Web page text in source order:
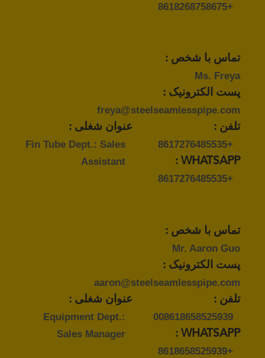
+8618268758675
تماس با شخص :
Ms. Freya
پست الکترونیک :
freya@steelseamlesspipe.com
عنوان شغلی :
Fin Tube Dept.: Sales
Assistant
تلفن :
+8617276485535
WHATSAPP :
+8617276485535
تماس با شخص :
Mr. Aaron Guo
پست الکترونیک :
aaron@steelseamlesspipe.com
عنوان شغلی :
Equipment Dept.:
Sales Manager
تلفن :
008618658525939
WHATSAPP :
+8618658525939